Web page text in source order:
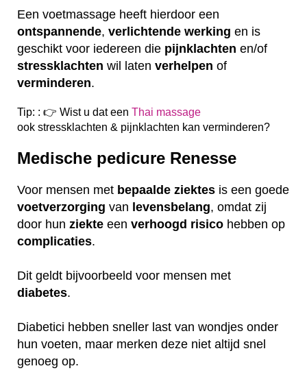
Een voetmassage heeft hierdoor een
ontspannende, verlichtende werking en is
geschikt voor iedereen die pijnklachten en/of
stressklachten wil laten verhelpen of
verminderen.
Tip: : 👉 Wist u dat een Thai massage
ook stressklachten & pijnklachten kan verminderen?
Medische pedicure Renesse
Voor mensen met bepaalde ziektes is een goede
voetverzorging van levensbelang, omdat zij
door hun ziekte een verhoogd risico hebben op
complicaties.
Dit geldt bijvoorbeeld voor mensen met
diabetes.
Diabetici hebben sneller last van wondjes onder
hun voeten, maar merken deze niet altijd snel
genoeg op.